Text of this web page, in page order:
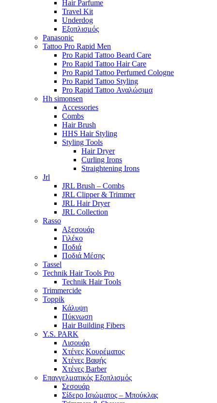
Hair Parfume
Travel Kit
Underdog
Εξοπλισμός
Panasonic
Tattoo Pro Rapid Men
Pro Rapid Tattoo Beard Care
Pro Rapid Tattoo Hair Care
Pro Rapid Tattoo Perfumed Cologne
Pro Rapid Tattoo Styling
Pro Rapid Tattoo Αναλώσιμα
Hh simonsen
Accessories
Combs
Hair Brush
HHS Hair Styling
Styling Tools
Hair Dryer
Curling Irons
Straightening Irons
Jrl
JRL Brush – Combs
JRL Clipper & Trimmer
JRL Hair Dryer
JRL Collection
Rasso
Αξεσουάρ
Γιλέκο
Ποδιά
Ποδιά Μέσης
Tassel
Technik Hair Tools Pro
Technik Hair Tools
Trimmercide
Toppik
Κάλυψη
Πύκνωση
Hair Building Fibers
Y.S. PARK
Λισουάρ
Χτένες Κουρέματος
Χτένες Βαφής
Χτένες Barber
Επαγγελματικός Εξοπλισμός
Σεσουάρ
Σίδερο Ισιώματος – Μπούκλας